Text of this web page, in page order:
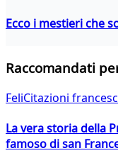
Ecco i mestieri che
Raccomandati
FeliCitazioni
La vera storia della
famoso di san